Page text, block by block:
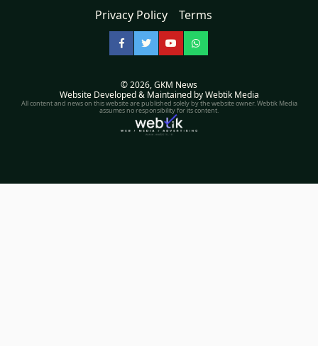
Privacy Policy Terms
Facebook
TwitterYouTubeWhatsApp
© 2026,GKM News
Website Developed & Maintained by Webtik Media
All content and news on this website are published solely by the website owner. Webtik Media
assumes no responsibility for its content.